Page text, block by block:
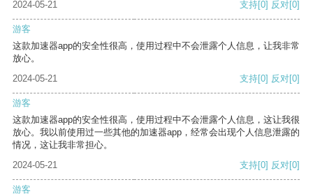
2024-05-21 支持[0] 反对[0]
游客
这款加速器app的安全性很高，使用过程中不会泄露个人信息，让我非常
放心。
2024-05-21
支持[0] 反对[0]
游客
这款加速器app的安全性很高，使用过程中不会泄露个人信息，这让我很
放心。我以前使用过一些其他的加速器app，经常会出现个人信息泄露的
情况，这让我非常担心。
2024-05-21
支持[0] 反对[0]
游客